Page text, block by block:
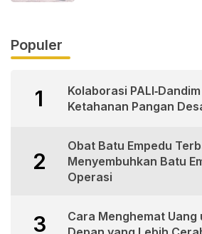
Populer
1
Kolaborasi
Ketahanan Pangan
2
Obat Batu Empedu
Menyembuhkan Batu
Operasi
3
Cara Menghemat Uang